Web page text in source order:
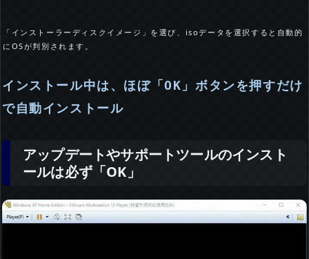
「インストーラーディスクイメージ」を選び、isoデータを選択すると自動的
にOSが判別されます。
インストール中は、ほぼ「OK」ボタンを押すだけ
で自動インストール
アップデートやサポートツールのインスト
ールは必ず「OK」